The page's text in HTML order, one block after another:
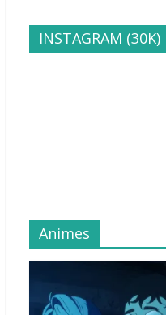
INSTAGRAM (30K)
Animes